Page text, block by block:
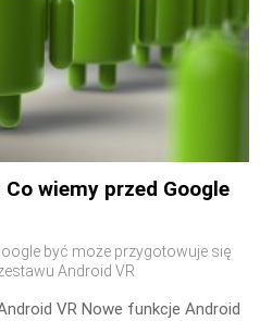
wiemy przed Google
być może przygotowuje się
Android VR
VR Nowe funkcje Android